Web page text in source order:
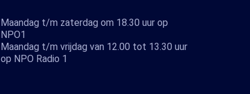
Maandag t/m zaterdag om 18.30 uur op
NPO1
Maandag t/m vrijdag van 12.00 tot 13.30 uur
op NPO Radio 1